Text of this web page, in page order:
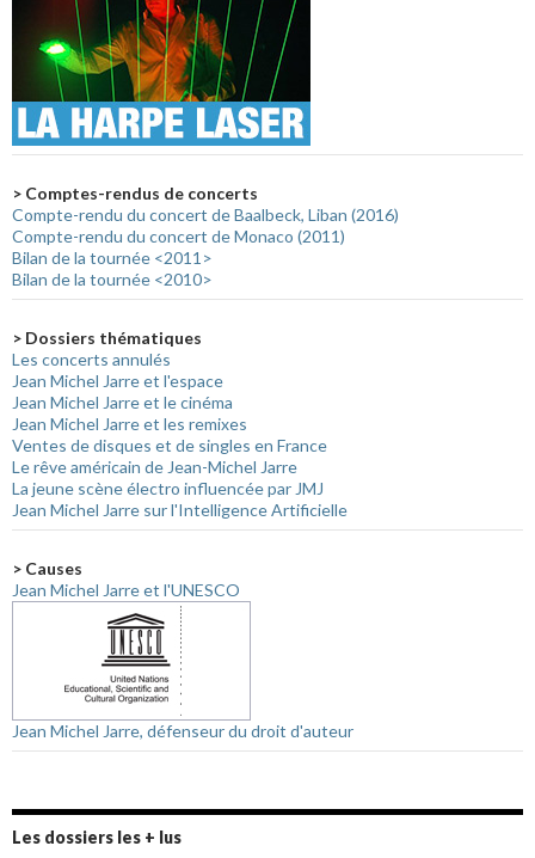
> Comptes-rendus de concerts
Compte-rendu du concert de Baalbeck, Liban (2016)
Compte-rendu du concert de Monaco (2011)
Bilan de la tournée <2011>
Bilan de la tournée <2010>
> Dossiers thématiques
Les concerts annulés
Jean Michel Jarre et l'espace
Jean Michel Jarre et le cinéma
Jean Michel Jarre et les remixes
Ventes de disques et de singles en France
Le rêve américain de Jean-Michel Jarre
La jeune scène électro influencée par JMJ
Jean Michel Jarre sur l'Intelligence Artificielle
> Causes
Jean Michel Jarre et l'UNESCO
Jean Michel Jarre, défenseur du droit d'auteur
Les dossiers les + lus